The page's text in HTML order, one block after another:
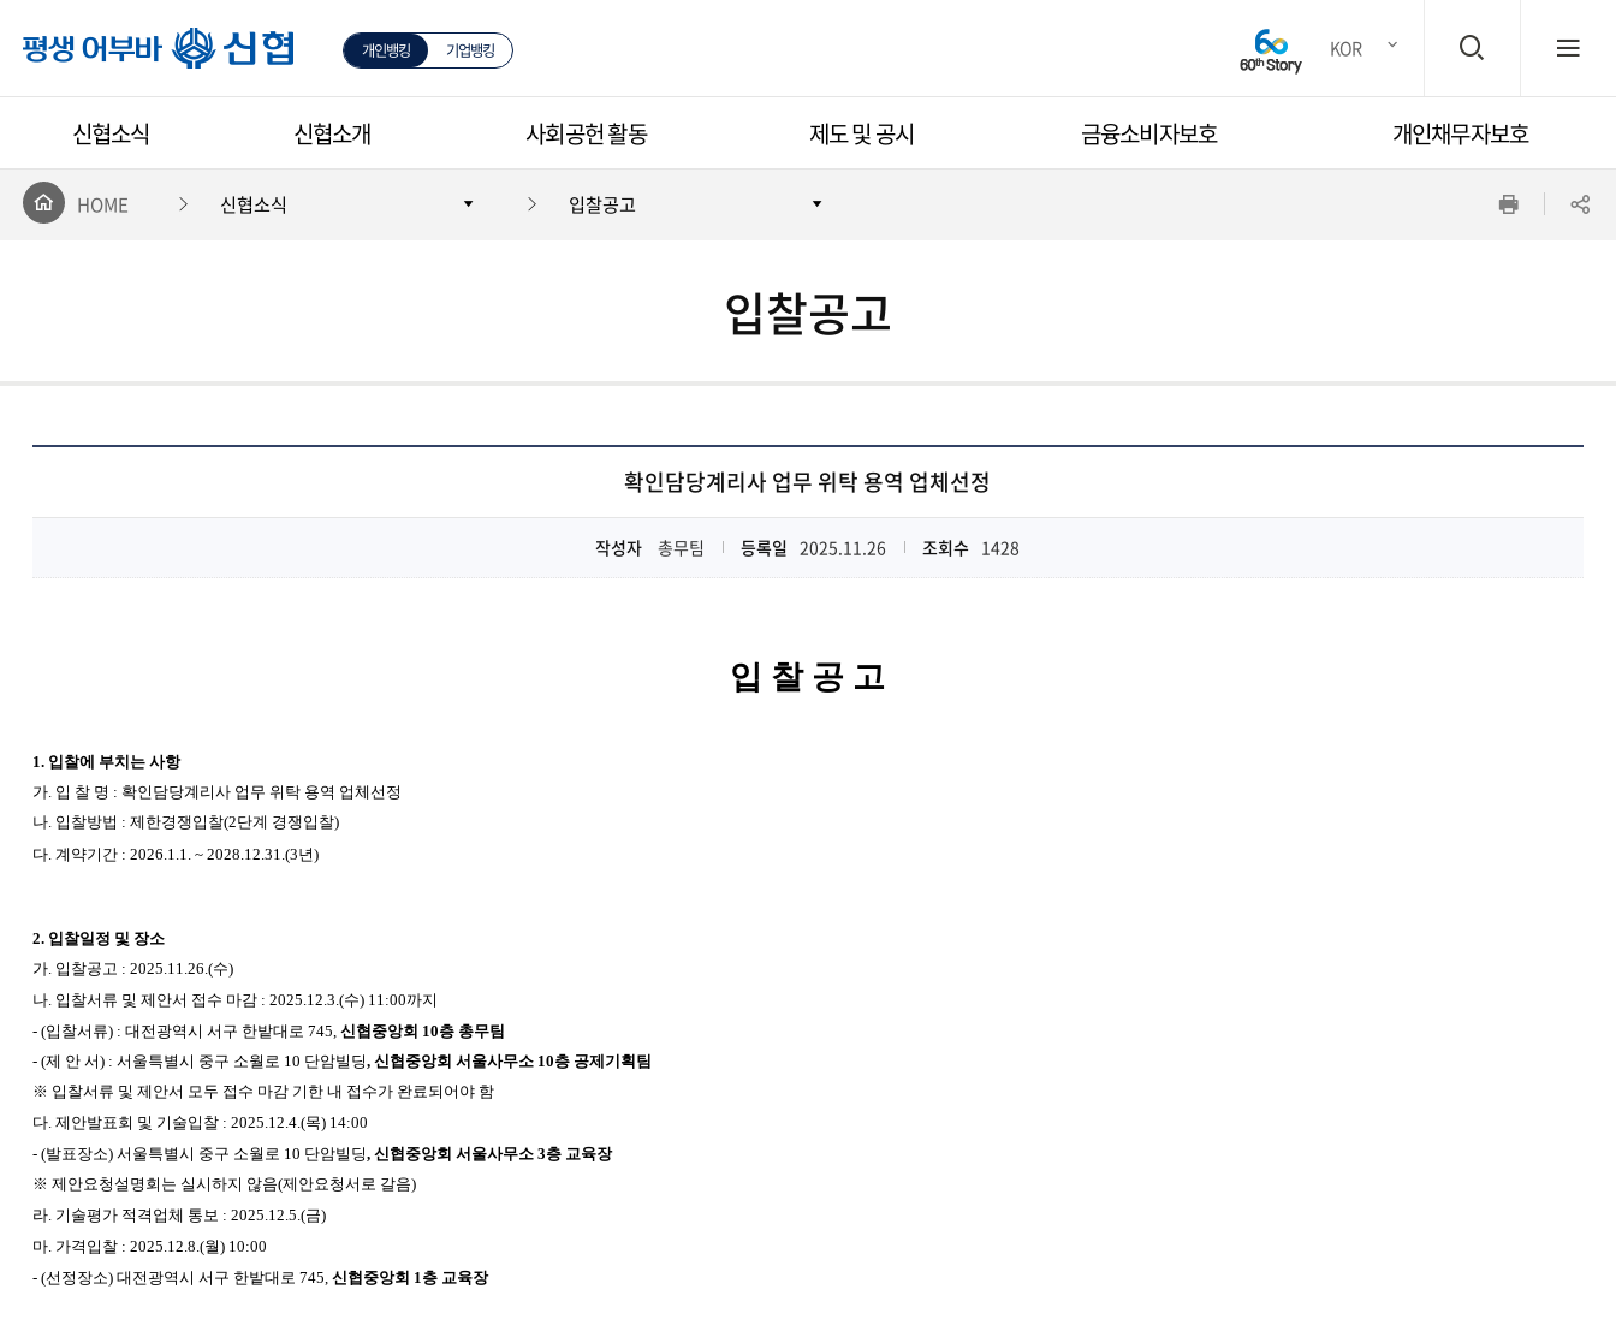
평생 어부바 신협 개인뱅킹 기업뱅킹
신협소식 신협소개 사회공헌 활동 제도 및 공시 금융소비자보호 개인채무자보호
KOR
색
기
HOME 신협소식 입찰공고 인
입찰공고
확인담당계리사 업무 위탁 용역 업체선정
작성자 총무팀 등록일 2025.11.26 조회수 1428
입 찰 공 고
1. 입찰에 부치는 사항
가. 입 찰 명 : 확인담당계리사 업무 위탁 용역 업체선정
나. 입찰방법 : 제한경쟁입찰(2단계 경쟁입찰)
다. 계약기간 : 2026.1.1. ~ 2028.12.31.(3년)
2. 입찰일정 및 장소
가. 입찰공고 : 2025.11.26.(수)
나. 입찰서류 및 제안서 접수 마감 : 2025.12.3.(수) 11:00까지
- (입찰서류) : 대전광역시 서구 한밭대로 745, 신협중앙회 10층 총무팀
- (제 안 서) : 서울특별시 중구 소월로 10 단암빌딩, 신협중앙회 서울사무소 10층 공제기획팀
※ 입찰서류 및 제안서 모두 접수 마감 기한 내 접수가 완료되어야 함
다. 제안발표회 및 기술입찰 : 2025.12.4.(목) 14:00
- (발표장소) 서울특별시 중구 소월로 10 단암빌딩, 신협중앙회 서울사무소 3층 교육장
※ 제안요청설명회는 실시하지 않음(제안요청서로 갈음)
라. 기술평가 적격업체 통보 : 2025.12.5.(금)
마. 가격입찰 : 2025.12.8.(월) 10:00
- (선정장소) 대전광역시 서구 한밭대로 745, 신협중앙회 1층 교육장